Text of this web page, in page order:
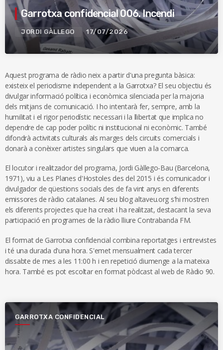
Garrotxa confidencial 006. Incendi
JORDI GÀLLEGO 17/07/2026
Aquest programa de ràdio neix a partir d'una pregunta bàsica:
existeix el periodisme independent a la Garrotxa? El seu objectiu és
divulgar informació política i econòmica silenciada per la majoria
dels mitjans de comunicació. I ho intentarà fer, sempre, amb la
humilitat i el rigor periodístic necessari i la llibertat que implica no
dependre de cap poder polític ni institucional ni econòmic. També
difondrà activitats culturals als marges dels circuits comercials i
donarà a conèixer artistes singulars que viuen a la comarca.
El locutor i realitzador del programa, Jordi Gàllego-Bau (Barcelona,
1971), viu a Les Planes d'Hostoles des del 2015 i és comunicador i
divulgador de qüestions socials des de fa vint anys en diferents
emissores de ràdio catalanes. Al seu blog altaveu.org s'hi mostren
els diferents projectes que ha creat i ha realitzat, destacant la seva
participació en programes de la ràdio lliure Contrabanda FM.
El format de Garrotxa confidencial combina reportatges i entrevistes
i té una durada d'una hora. S'emet mensualment cada tercer
dissabte de mes a les 11:00 h i en repetició diumenge a la mateixa
hora. També es pot escoltar en format pòdcast al web de Ràdio 90.
GARROTXA CONFIDENCIAL